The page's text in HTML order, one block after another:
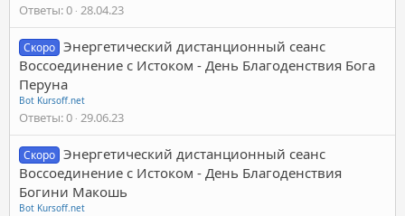
Ответы 0 28.04.23
Скоро Энергетический дистанционный сеанс
Воссоединение с Истоком - День Благоденствия Бога
Перуна
Bot Kursoff.net
Ответы 0 29.06.23
Скоро Энергетический дистанционный сеанс
Воссоединение с Истоком - День Благоденствия
Богини Макошь
Bot Kursoff.net